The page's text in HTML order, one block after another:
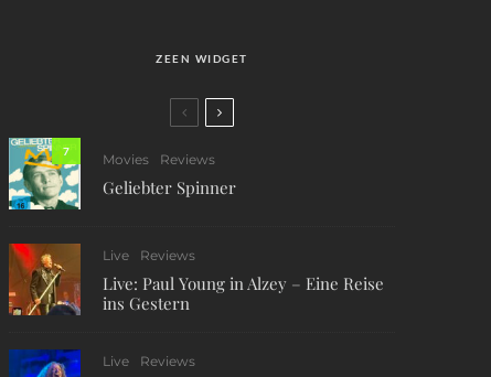
ZEEN WIDGET
7
Movies Reviews
Geliebter Spinner
Live Reviews
Live: Paul Young in Alzey – Eine Reise
ins Gestern
Live Reviews